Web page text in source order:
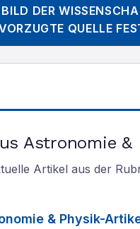
BILD DER
QUELLE
Astronomie &
Artikel aus der
& Physik-